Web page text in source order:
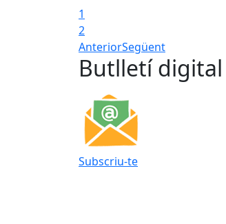
1
2
AnteriorSegüent
Butlletí digital
Subscriu-te